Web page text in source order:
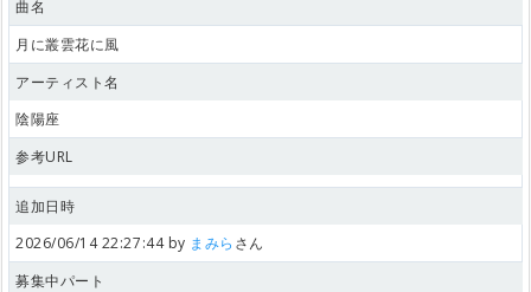
曲名
月に叢雲花に風
アーティスト名
陰陽座
参考URL
追加日時
2026/06/14 22:27:44 by まみら さん
募集中パート